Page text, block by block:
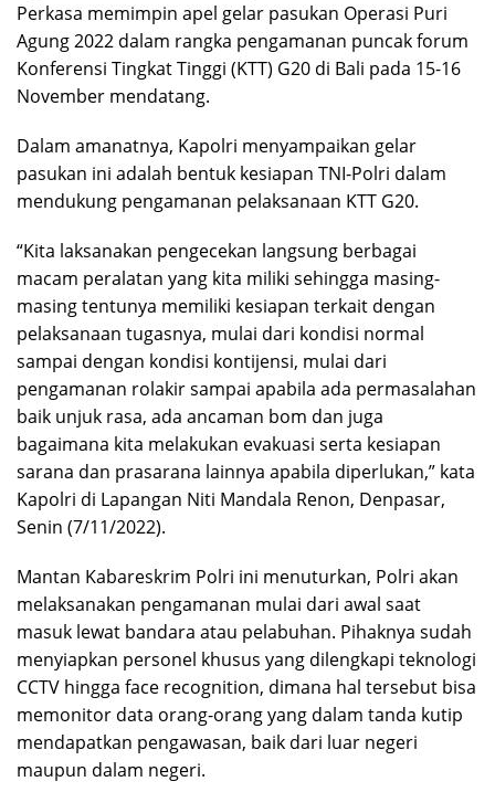
Perkasa memimpin apel gelar pasukan Operasi Puri
Agung 2022 dalam rangka pengamanan puncak forum
Konferensi Tingkat Tinggi (KTT) G20 di Bali pada 15-16
November mendatang.
Dalam amanatnya, Kapolri menyampaikan gelar
pasukan ini adalah bentuk kesiapan TNI-Polri dalam
mendukung pengamanan pelaksanaan KTT G20.
“Kita laksanakan pengecekan langsung berbagai
macam peralatan yang kita miliki sehingga masing-
masing tentunya memiliki kesiapan terkait dengan
pelaksanaan tugasnya, mulai dari kondisi normal
sampai dengan kondisi kontijensi, mulai dari
pengamanan rolakir sampai apabila ada permasalahan
baik unjuk rasa, ada ancaman bom dan juga
bagaimana kita melakukan evakuasi serta kesiapan
sarana dan prasarana lainnya apabila diperlukan,” kata
Kapolri di Lapangan Niti Mandala Renon, Denpasar,
Senin (7/11/2022).
Mantan Kabareskrim Polri ini menuturkan, Polri akan
melaksanakan pengamanan mulai dari awal saat
masuk lewat bandara atau pelabuhan. Pihaknya sudah
menyiapkan personel khusus yang dilengkapi teknologi
CCTV hingga face recognition, dimana hal tersebut bisa
memonitor data orang-orang yang dalam tanda kutip
mendapatkan pengawasan, baik dari luar negeri
maupun dalam negeri.